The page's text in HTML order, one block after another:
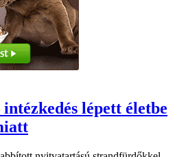
intézkedés lépett életbe